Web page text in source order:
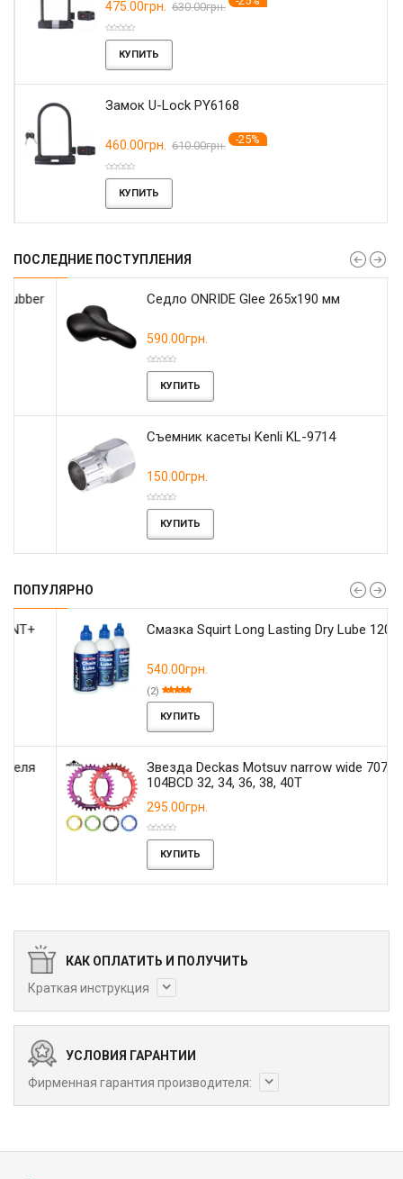
475.00грн. 630.00грн.
КУПИТЬ
Замок U-Lock PY6168
460.00грн. 610.00грн. -25%
КУПИТЬ
ПОСЛЕДНИЕ ПОСТУПЛЕНИЯ
Седло ONRIDE Glee 265x190 мм
590.00грн.
Съемник касеты Kenli KL-9714
150.00грн.
ПОПУЛЯРНО
Смазка Squirt Long Lasting Dry Lube 120мл
540.00грн.
(2)
Звезда Deckas Motsuv narrow wide 7075-T6
104BCD 32, 34, 36, 38, 40T
295.00грн.
КАК ОПЛАТИТЬ И ПОЛУЧИТЬ
Краткая инструкция
УСЛОВИЯ ГАРАНТИИ
Фирменная гарантия производителя: